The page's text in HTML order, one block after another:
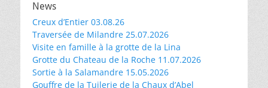
News
Creux d’Entier 03.08.26
Traversée de Milandre 25.07.2026
Visite en famille à la grotte de la Lina
Grotte du Chateau de la Roche 11.07.2026
Sortie à la Salamandre 15.05.2026
Gouffre de la Tuilerie de la Chaux d’Abel